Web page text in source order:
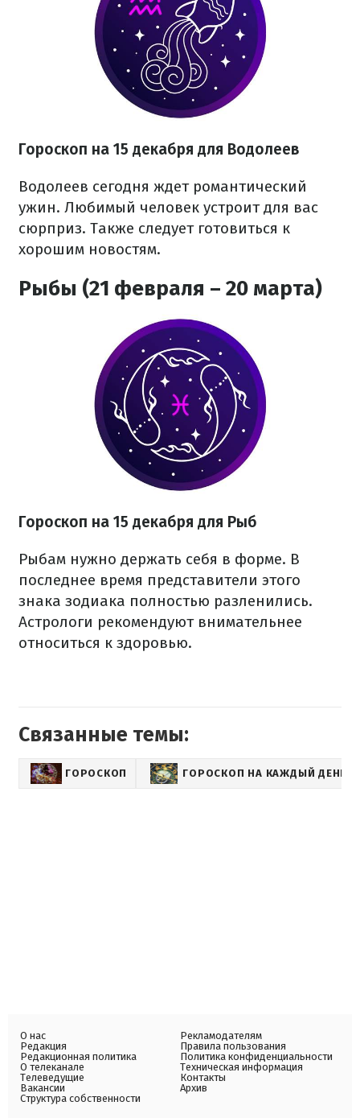
Гороскоп на 15 декабря для Водолеев
Водолеев сегодня ждет романтический
ужин. Любимый человек устроит для вас
сюрприз. Также следует готовиться к
хорошим новостям.
Рыбы (21 февраля – 20 марта)
Гороскоп на 15 декабря для Рыб
Рыбам нужно держать себя в форме. В
последнее время представители этого
знака зодиака полностью разленились.
Астрологи рекомендуют внимательнее
относиться к здоровью.
Связанные темы:
ГОРОСКОП ГОРОСКОП НА КАЖДЫЙ ДЕНЬ
О нас
Редакция
Редакционная политика
О телеканале
Телеведущие
Вакансии
Структура собственности
Рекламодателям
Правила пользования
Политика конфиденциальности
Техническая информация
Контакты
Архив